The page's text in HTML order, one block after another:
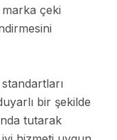
çeki
bir şekilde
tutarak